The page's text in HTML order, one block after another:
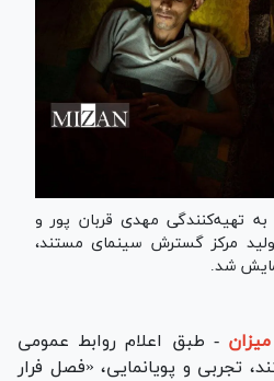
تهیه‌کنندگی مهدی قربان پور و
مرکز گسترش سینمای مستند،
شد.
- طبق اعلام روابط عمومی
تجربی و پویانمایی، «فصل فرار